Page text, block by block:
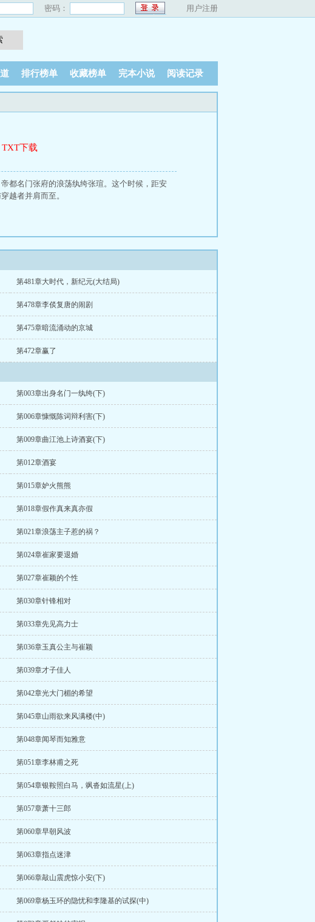
密码： 用户注册
排行榜单 收藏榜单 完本小说 阅读记录
TXT下载
都名门张府的浪荡纨绔张瑄。这个时候，距安
越者并肩而至。
第481章大时代，新纪元(大结局)
第478章李倓复唐的闹剧
第475章暗流涌动的京城
第472章赢了
第003章出身名门一纨绔(下)
第006章慷慨陈词辩利害(下)
第009章曲江池上诗酒宴(下)
第012章酒宴
第015章妒火熊熊
第018章假作真来真亦假
第021章浪荡主子惹的祸？
第024章崔家要退婚
第027章崔颖的个性
第030章针锋相对
第033章先见高力士
第036章玉真公主与崔颖
第039章才子佳人
第042章光大门楣的希望
第045章山雨欲来风满楼(中)
第048章闻琴而知雅意
第051章李林甫之死
第054章银鞍照白马，飒沓如流星(上)
第057章萧十三郎
第060章早朝风波
第063章指点迷津
第066章敲山震虎惊小安(下)
第069章杨玉环的隐忧和李隆基的试探(中)